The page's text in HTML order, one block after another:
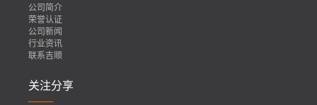
公司简介
荣誉认证
公司新闻
行业资讯
联系吉顺
关注分享